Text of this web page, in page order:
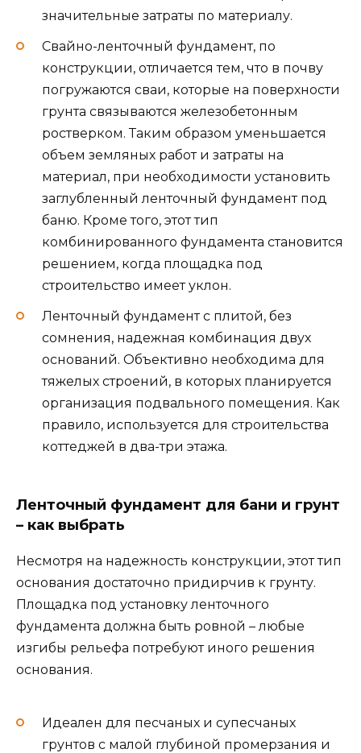
значительные затраты по материалу.
Свайно-ленточный фундамент, по
конструкции, отличается тем, что в почву
погружаются сваи, которые на поверхности
грунта связываются железобетонным
ростверком. Таким образом уменьшается
объем земляных работ и затраты на
материал, при необходимости установить
заглубленный ленточный фундамент под
баню. Кроме того, этот тип
комбинированного фундамента становится
решением, когда площадка под
строительство имеет уклон.
Ленточный фундамент с плитой, без
сомнения, надежная комбинация двух
оснований. Объективно необходима для
тяжелых строений, в которых планируется
организация подвального помещения. Как
правило, используется для строительства
коттеджей в два-три этажа.
Ленточный фундамент для бани и грунт
– как выбрать
Несмотря на надежность конструкции, этот тип
основания достаточно придирчив к грунту.
Площадка под установку ленточного
фундамента должна быть ровной – любые
изгибы рельефа потребуют иного решения
основания.
Идеален для песчаных и супесчаных
грунтов с малой глубиной промерзания и